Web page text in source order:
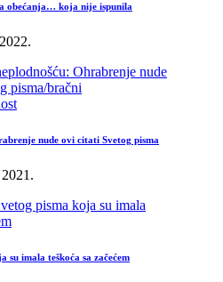
obećanja… koja nije ispunila
nude ovi citati Svetog pisma
su imala teškoća sa začećem